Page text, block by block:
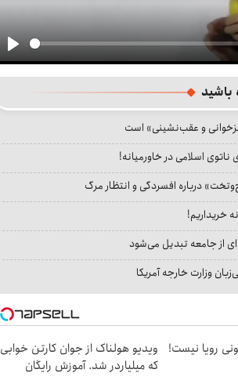
Play
باشید
و عقب‌نشینی» است
اسلامی در خاورمیانه!
درباره افسردگی و انتظار مرگ
خریداریم!
از جامعه تبدیل می‌شود
وزارت خارجه آمریکا
800 میلیونی رویا نیست!
ویدیو هولناک از جوان کارتن خوابی
که میلیاردر شد. آموزش رایگان